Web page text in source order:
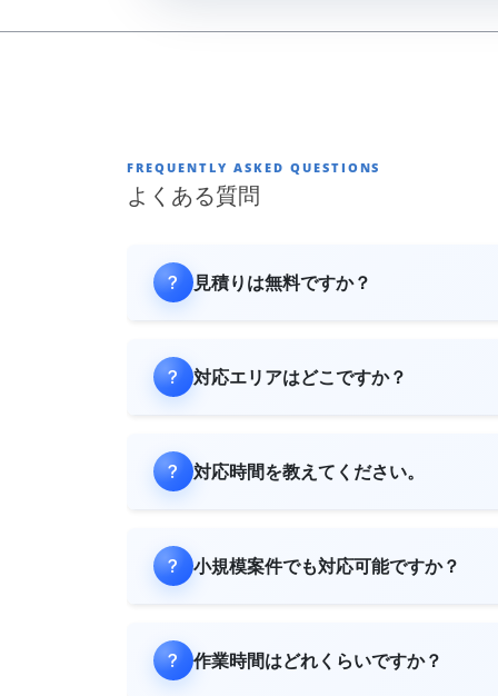
FREQUENTLY ASKED QUESTIONS
よくある質問
見積りは無料ですか？
対応エリアはどこですか？
対応時間を教えてください。
小規模案件でも対応可能ですか？
作業時間はどれくらいですか？